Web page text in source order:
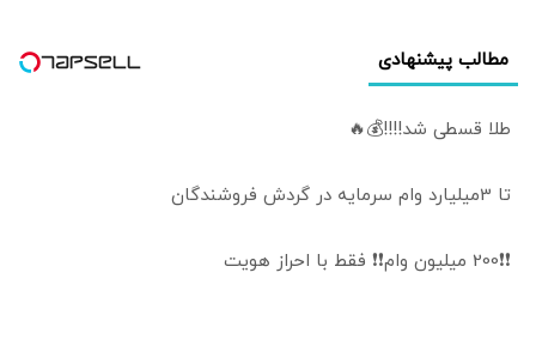
مطالب پیشنهادی
طلا قسطی شد!!!!💰🔥
تا 3میلیارد وام سرمایه در گردش فروشندگان
❗❗200 میلیون وام❗❗ فقط با احراز هویت